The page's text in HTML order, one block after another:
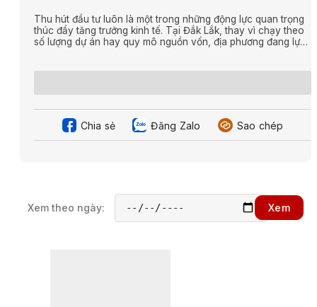
Thu hút đầu tư luôn là một trong những động lực quan trọng
thúc đẩy tăng trưởng kinh tế. Tại Đắk Lắk, thay vì chạy theo
số lượng dự án hay quy mô nguồn vốn, địa phương đang lựa
Chia sẻ Đăng Zalo Sao chép
Xem theo ngày: Xem